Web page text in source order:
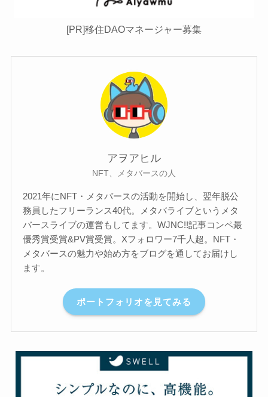
[PR]移住DAOマネージャー募集
アヲアヒル
NFT、メタバースの人
2021年にNFT・メタバースの活動を開始し、翌年脱公
務員したフリーランス40代。メタバライブというメタ
バースライブの運営もしてます。WJNC!!記事コンペ最
優秀賞受賞&PV賞受賞。Xフォロワー7千人超。NFT・
メタバースの魅力や始め方をブログを通してお届けし
ます。
ポートフォリオを見てみる